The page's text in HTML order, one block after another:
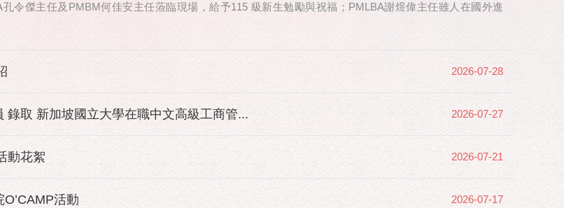
令傑主任及PMBM何佳安主任蒞臨現場，給予115 級新生勉勵與祝福；PMLBA謝煜偉主任雖人在國外進
2026-07-28
取 新加坡國立大學在職中文高級工商管... 2026-07-27
動花絮 2026-07-21
活動 2026-07-17